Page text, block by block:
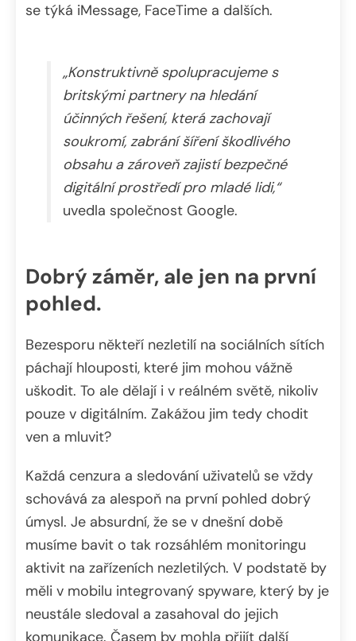
se týká iMessage, FaceTime a dalších.
„Konstruktivně spolupracujeme s
britskými partnery na hledání
účinných řešení, která zachovají
soukromí, zabrání šíření škodlivého
obsahu a zároveň zajistí bezpečné
digitální prostředí pro mladé lidi,“
uvedla společnost Google.
Dobrý záměr, ale jen na první
pohled.
Bezesporu někteří nezletilí na sociálních sítích
páchají hlouposti, které jim mohou vážně
uškodit. To ale dělají i v reálném světě, nikoliv
pouze v digitálním. Zakážou jim tedy chodit
ven a mluvit?
Každá cenzura a sledování uživatelů se vždy
schovává za alespoň na první pohled dobrý
úmysl. Je absurdní, že se v dnešní době
musíme bavit o tak rozsáhlém monitoringu
aktivit na zařízeních nezletilých. V podstatě by
měli v mobilu integrovaný spyware, který by je
neustále sledoval a zasahoval do jejich